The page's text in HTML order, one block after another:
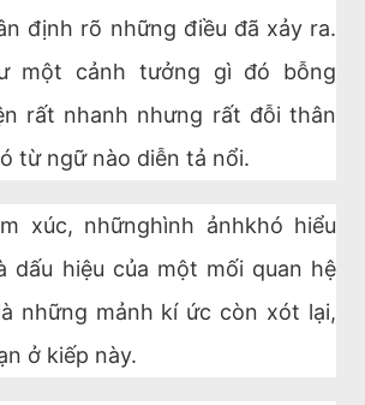
định rõ những điều đã xảy ra.
một cảnh tưởng gì đó bỗng
rất nhanh nhưng rất đỗi thân
từ ngữ nào diễn tả nổi.
xúc, nhữnghình ảnhkhó hiểu
dấu hiệu của một mối quan hệ
những mảnh kí ức còn xót lại,
ở kiếp này.